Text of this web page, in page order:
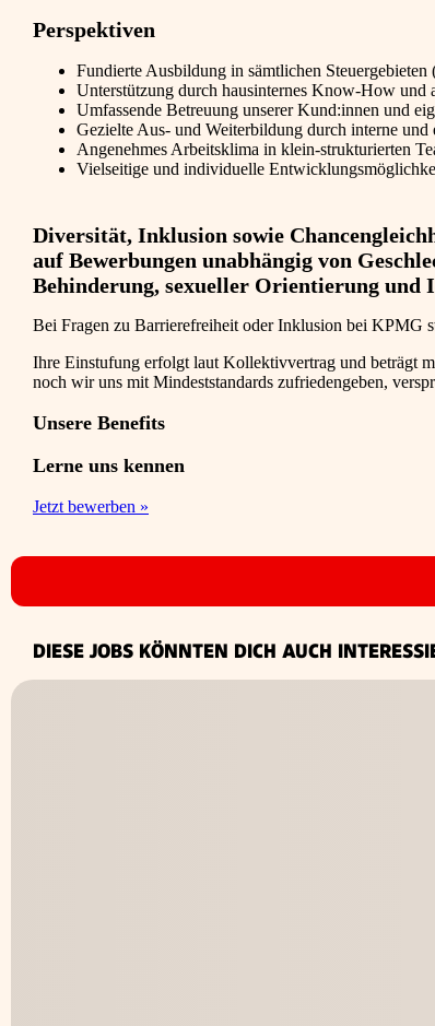
Perspektiven
Fundierte Ausbildung in sämtlichen
Unterstützung durch hausinternes Know-How und
Umfassende Betreuung unserer Kund:innen und
Gezielte Aus- und Weiterbildung durch interne und
Angenehmes Arbeitsklima in klein-strukturierten
Vielseitige und individuelle
Diversität, Inklusion sowie
auf Bewerbungen unabhängig von
Behinderung, sexueller Orientierung und
Bei Fragen zu Barrierefreiheit oder Inklusion bei KPMG
Ihre Einstufung erfolgt laut Kollektivvertrag und beträgt
noch wir uns mit Mindeststandards zufriedengeben,
Unsere Benefits
Lerne uns kennen
Jetzt bewerben »
DIESE JOBS KÖNNTEN DICH AUCH